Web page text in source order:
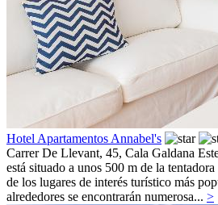
Hotel Apartamentos Annabel's
Carrer De Llevant, 45, Cala Galdana
está situado a unos 500 m de la
de los lugares de interés turístico más
alrededores se encontrarán numerosa... >